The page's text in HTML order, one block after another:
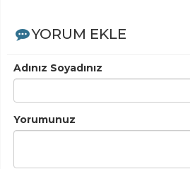
YORUM EKLE
Adınız Soyadınız
Yorumunuz